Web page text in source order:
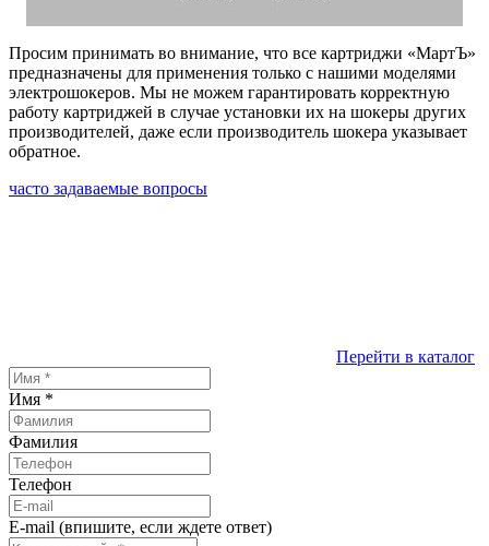
Просим принимать во внимание, что все картриджи «МартЪ»
предназначены для применения только с нашими моделями
электрошокеров. Мы не можем гарантировать корректную
работу картриджей в случае установки их на шокеры других
производителей, даже если производитель шокера указывает
обратное.
часто задаваемые вопросы
Перейти в каталог
Имя *
Фамилия
Телефон
E-mail (впишите, если ждете ответ)